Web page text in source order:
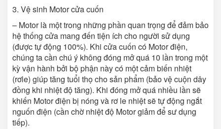
3. Vệ sinh Motor cửa cuốn
– Motor là một trong những phần quan trọng để đảm bảo
hệ thống cửa mang đến tiện ích cho người sử dụng
(được tự động 100%). Khi cửa cuốn có Motor điện,
chúng ta cần chú ý không đóng mở quá 10 lần trong một
kỳ vận hành bởi bộ phận này có một cảm biến nhiệt
(rơle) giúp tăng tuổi thọ cho sản phẩm (bảo vệ cuộn dây
đồng khi nhiệt độ tăng). Khi đóng mở quá nhiều lần sẽ
khiến Motor điện bị nóng và rơ le nhiệt sẽ tự động ngắt
nguốn điện (cần chờ nhiệt độ Motor giảm để sư dụng
tiếp).